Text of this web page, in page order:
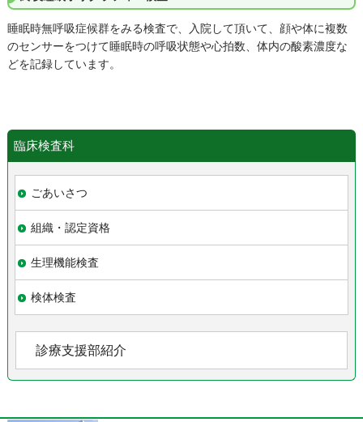
睡眠時無呼吸症候群をみる検査で、入院して頂いて、顔や体に複数
のセンサーをつけて睡眠時の呼吸状態や心拍数、体内の酸素濃度な
どを記録しています。
臨床検査科
ごあいさつ
組織・認定資格
生理機能検査
検体検査
診療支援部紹介